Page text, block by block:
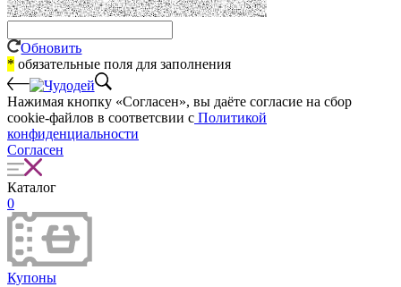
Обновить
* обязательные поля для заполнения
Нажимая кнопку «Согласен», вы даёте cогласие на сбор
cookie-файлов в соответсвии с Политикой
конфиденциальности
Согласен
Каталог
0
Купоны